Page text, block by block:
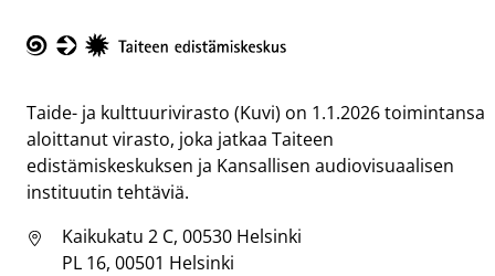
Taide- ja kulttuurivirasto (Kuvi) on 1.1.2026 toimintansa
aloittanut virasto, joka jatkaa Taiteen
edistämiskeskuksen ja Kansallisen audiovisuaalisen
instituutin tehtäviä.
Kaikukatu 2 C, 00530 Helsinki
PL 16, 00501 Helsinki